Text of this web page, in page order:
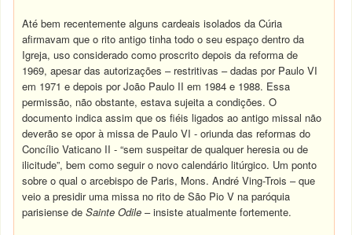
Até bem recentemente alguns cardeais isolados da Cúria
afirmavam que o rito antigo tinha todo o seu espaço dentro da
Igreja, uso considerado como proscrito depois da reforma de
1969, apesar das autorizações – restritivas – dadas por Paulo VI
em 1971 e depois por João Paulo II em 1984 e 1988. Essa
permissão, não obstante, estava sujeita a condições. O
documento indica assim que os fiéis ligados ao antigo missal não
deverão se opor à missa de Paulo VI - oriunda das reformas do
Concílio Vaticano II - “sem suspeitar de qualquer heresia ou de
ilicitude”, bem como seguir o novo calendário litúrgico. Um ponto
sobre o qual o arcebispo de Paris, Mons. André Ving-Trois – que
veio a presidir uma missa no rito de São Pio V na paróquia
parisiense deSainte Odile – insiste atualmente fortemente.